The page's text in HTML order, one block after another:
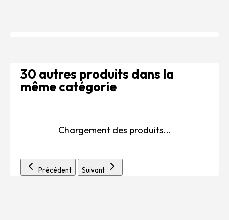
30 autres produits dans la
même catégorie
Chargement des produits...
Précédent Suivant